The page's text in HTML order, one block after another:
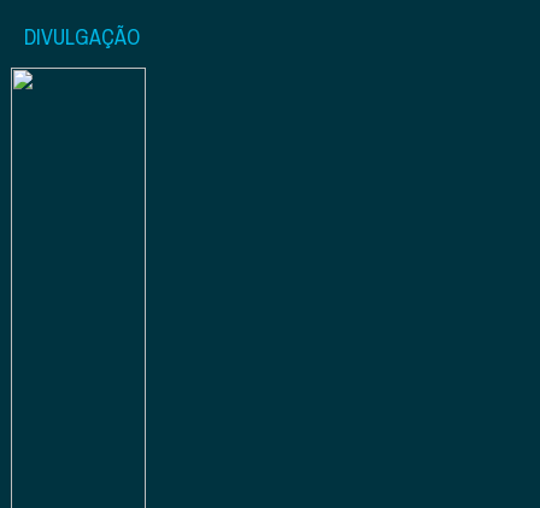
DIVULGAÇÃO